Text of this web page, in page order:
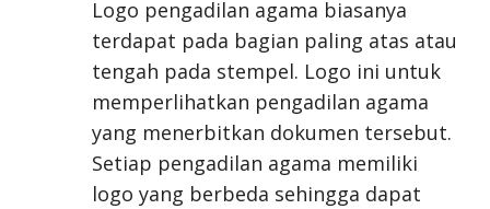
Logo pengadilan agama biasanya
terdapat pada bagian paling atas atau
tengah pada stempel. Logo ini untuk
memperlihatkan pengadilan agama
yang menerbitkan dokumen tersebut.
Setiap pengadilan agama memiliki
logo yang berbeda sehingga dapat